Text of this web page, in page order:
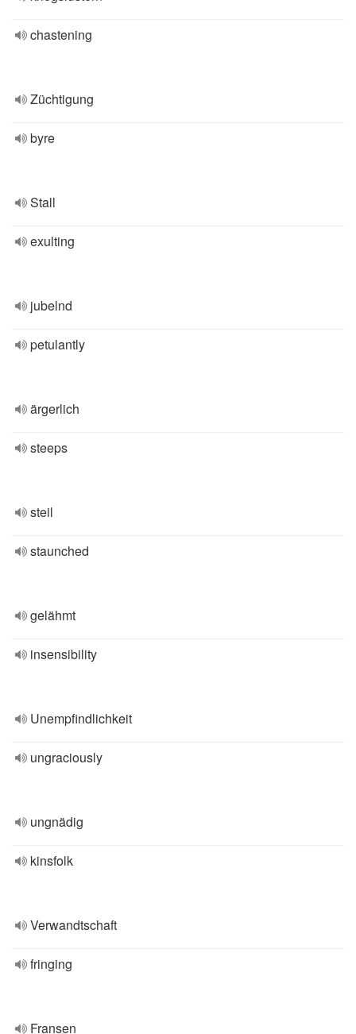
chastening
Züchtigung
byre
Stall
exulting
jubelnd
petulantly
ärgerlich
steeps
steil
staunched
gelähmt
insensibility
Unempfindlichkeit
ungraciously
ungnädig
kinsfolk
Verwandtschaft
fringing
Fransen